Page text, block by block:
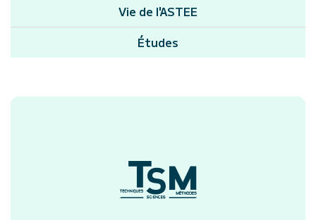
Vie de l'ASTEE
Études